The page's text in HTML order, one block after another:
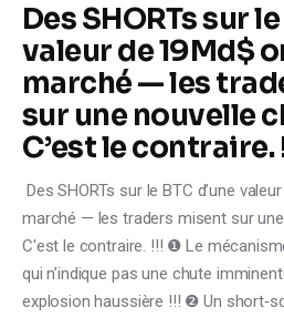
Des SHORTs sur
valeur de 19Md$
marché — les
sur une nouvelle
C’est le contraire.
Des SHORTs sur le BTC d’une
marché — les traders misent sur
C'est le contraire. !!! ❶ Le
qui n’indique pas une chute
explosion haussière !!! ❷ Un